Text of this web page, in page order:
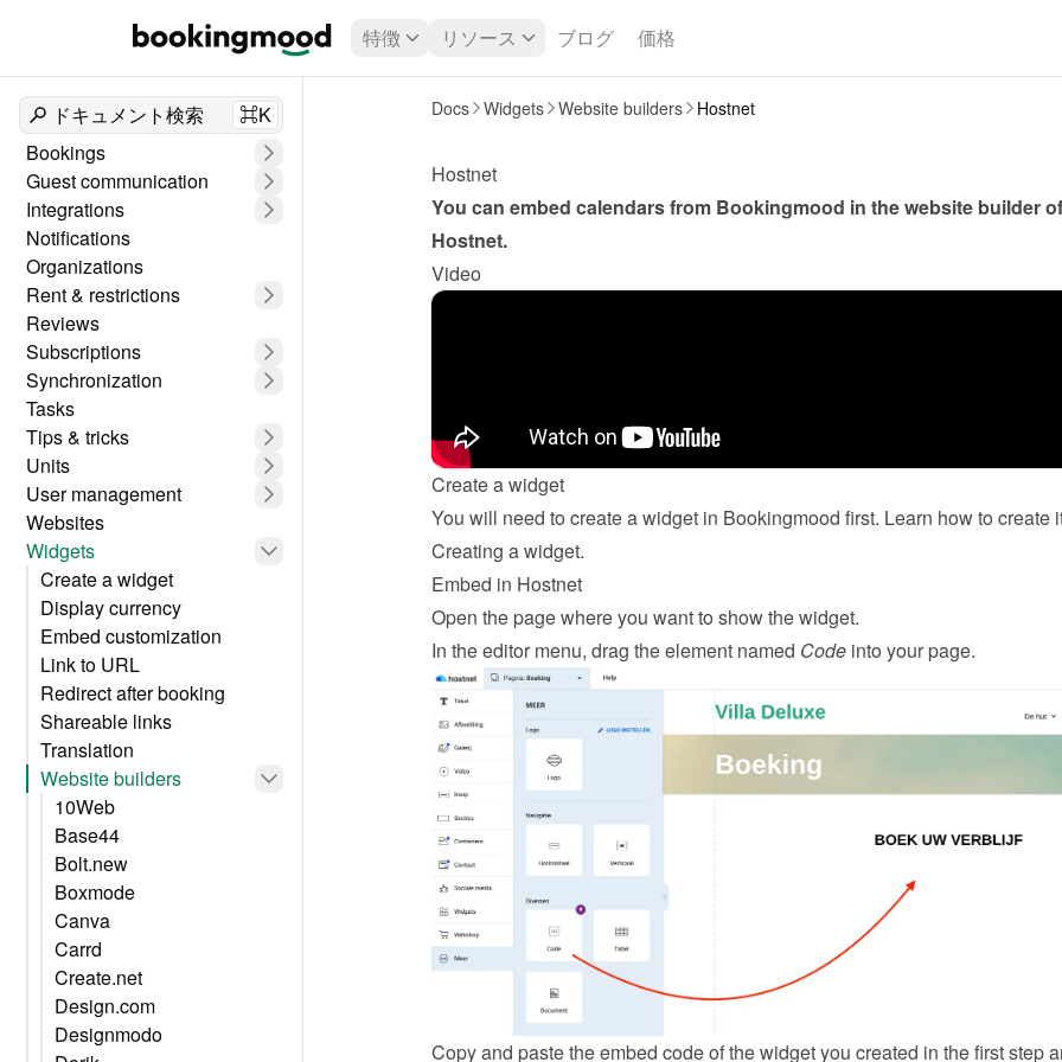
特徴 リソース ブログ 価格
ドキュメント検索
⌘K
Bookings
Guest communication
Integrations
Notifications
Organizations
Rent & restrictions
Reviews
Subscriptions
Synchronization
Tasks
Tips & tricks
Units
User management
Websites
Widgets
Create a widget
Display currency
Embed customization
Link to URL
Redirect after booking
Shareable links
Translation
Website builders
10Web
Base44
Bolt.new
Boxmode
Canva
Carrd
Create.net
Design.com
Designmodo
Docs Widgets Website builders Hostnet
Hostnet
Hostnet.
Video
Create a widget
Creating a widget.
Embed in Hostnet
Open the page where you want to show the widget.
In the editor menu, drag the element named Code into your page.
Copy and paste the embed code of the widget you created in the first step